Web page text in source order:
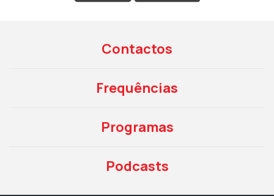
Contactos
Frequências
Programas
Podcasts